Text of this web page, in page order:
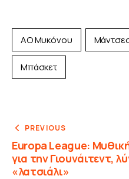
ΑΟ Μυκόνου
Μπάσκετ
PREVIOUS
Europa League:
για την Γιουνάιτεντ,
«λατσιάλι»